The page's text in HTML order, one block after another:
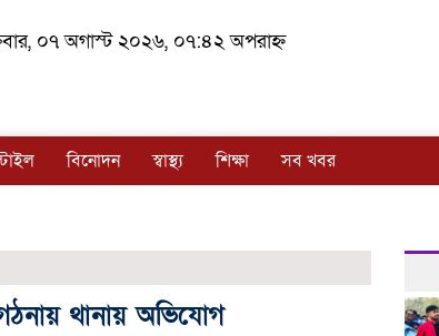
০৭ অগাস্ট ২০২৬, ০৭:৪২ অপরাহ্ন
বিনোদন স্বাস্থ্য শিক্ষা সব খবর
থানায় অভিযোগ